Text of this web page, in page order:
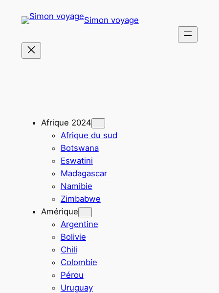
Simon voyage
Afrique 2024
Afrique du sud
Botswana
Eswatini
Madagascar
Namibie
Zimbabwe
Amérique
Argentine
Bolivie
Chili
Colombie
Pérou
Uruguay